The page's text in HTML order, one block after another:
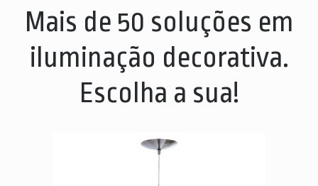
Mais de 50 soluções em
iluminação decorativa.
Escolha a sua!